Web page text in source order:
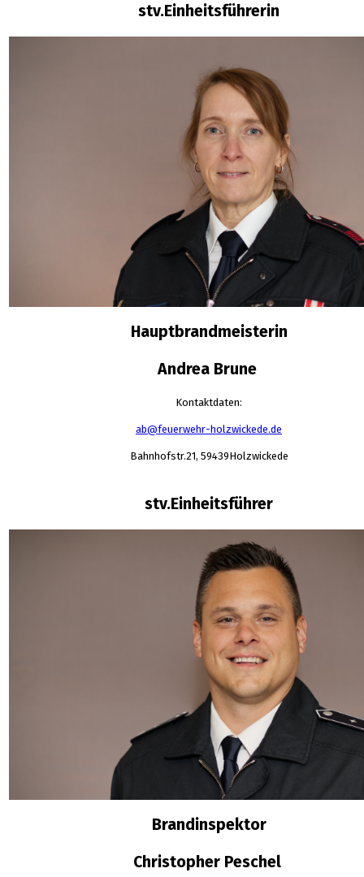
stv.Einheitsführerin
Hauptbrandmeisterin
Andrea Brune
Kontaktdaten:
ab@feuerwehr-holzwickede.de
Bahnhofstr.21, 59439Holzwickede
stv.Einheitsführer
Brandinspektor
Christopher Peschel